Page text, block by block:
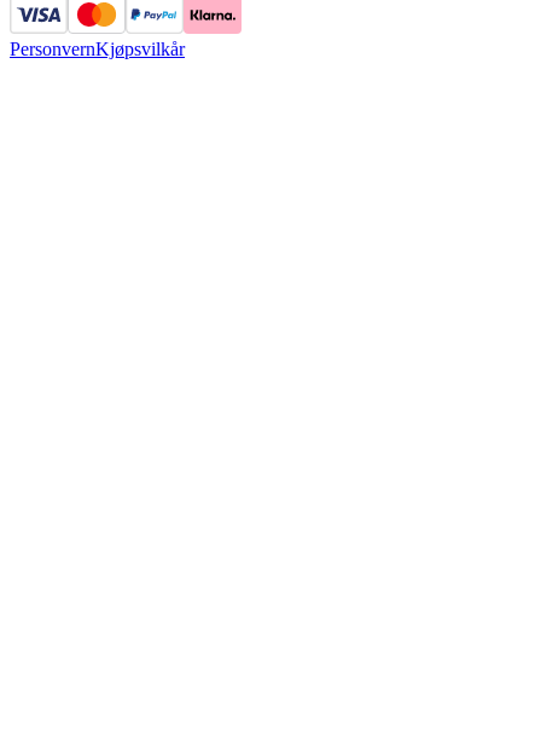
PersonvernKjøpsvilkår